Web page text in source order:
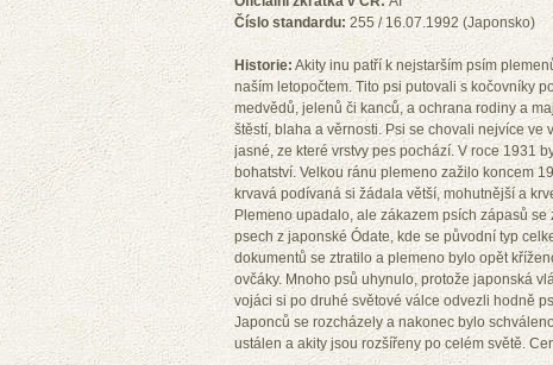
Číslo standardu: 255 / 16.07.1992 (Japonsko)
Historie: Akity inu patří k nejstarším psím
naším letopočtem. Tito psi putovali s kočovníky
medvědů, jelenů či kanců, a ochrana rodiny a
štěstí, blaha a věrnosti. Psi se chovali nejvíce
jasné, ze které vrstvy pes pochází. V roce 1931
bohatství. Velkou ránu plemeno zažilo koncem
krvavá podívaná si žádala větší, mohutnější a
Plemeno upadalo, ale zákazem psích zápasů
psech z japonské Ódate, kde se původní typ
dokumentů se ztratilo a plemeno bylo opět
ovčáky. Mnoho psů uhynulo, protože japonská
vojáci si po druhé světové válce odvezli hodně
Japonců se rozcházely a nakonec bylo
ustálen a akity jsou rozšířeny po celém světě.